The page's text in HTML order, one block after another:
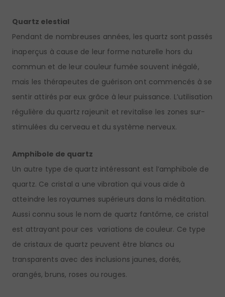
Quartz elestial
Pendant de nombreuses années, les quartz sont passés
inaperçus à cause de leur forme naturelle hors du
commun et de leur couleur fumée souvent inégalé,
mais les thérapeutes de guérison ont commencés à se
sentir attirés par eux grâce à leur puissance. L’utilisation
régulière du quartz rajeunit et revitalise les zones sur-
stimulées du cerveau et du système nerveux.
Amphibole de quartz
Un autre type de quartz intéressant est l’amphibole de
quartz. Ce cristal a une vibration qui vous aide à
atteindre les royaumes supérieurs dans la méditation.
Aussi connu sous le nom de quartz fantôme, ce cristal
est attrayant pour ces variations de couleur. Ce type
de cristaux de quartz peuvent être blancs ou
transparents avec des inclusions jaunes, dorés,
orangés, bruns, roses ou rouges.